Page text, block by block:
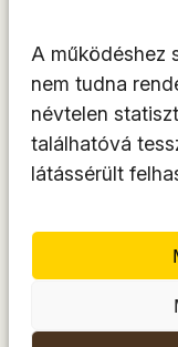
A működéshez
nem tudna
névtelen
találhatóvá
látássérült
YouTube
LinkedIn
TikTok
A